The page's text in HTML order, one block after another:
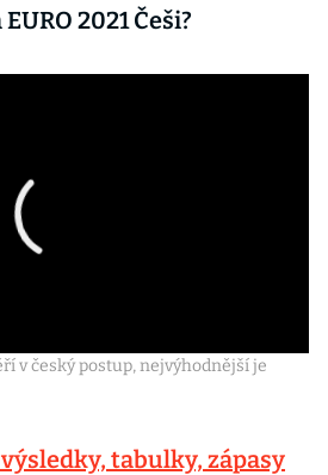
2021 Češi?
v český postup, nejvýhodnější je
tabulky, zápasy